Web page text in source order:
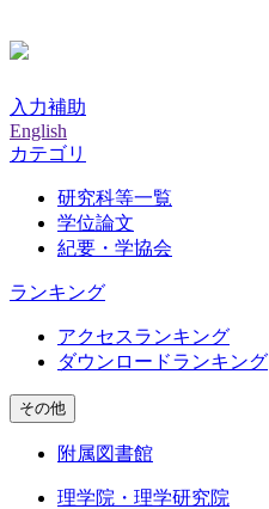
入力補助
English
カテゴリ
研究科等一覧
学位論文
紀要・学協会
ランキング
アクセスランキング
ダウンロードランキング
その他
附属図書館
理学院・理学研究院